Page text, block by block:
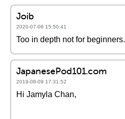
Joib
2020-07-06 15:50:41
Too in depth not for beginners.
JapanesePod101.com
2019-08-09 17:31:52
Hi Jamyla Chan,